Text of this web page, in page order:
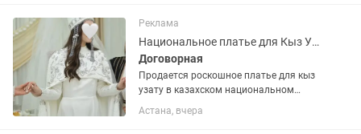
напишите ....
Реклама
Национальное платье для Кыз Узату со Саукеле
Договорная
Продается роскошное платье для кыз
узату в казахском национальном
стиле. Очень нежное, элегантное и
торжественное В комплекте: платье +
Астана, вчера